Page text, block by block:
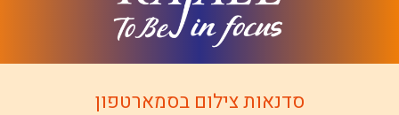
סדנאות צילום בסמארטפון